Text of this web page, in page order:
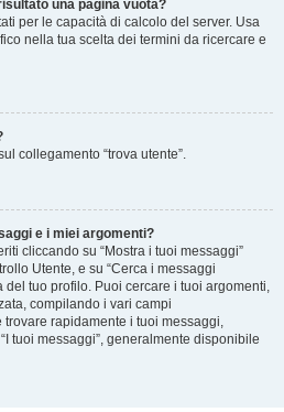
una pagina vuota?
per le capacità di calcolo del server. Usa
nella tua scelta dei termini da ricercare e
collegamento “trova utente”.
e i miei argomenti?
cliccando su “Mostra i tuoi messaggi”
Utente, e su “Cerca i messaggi
del tuo profilo. Puoi cercare i tuoi argomenti,
compilando i vari campi
rapidamente i tuoi messaggi,
tuoi messaggi”, generalmente disponibile